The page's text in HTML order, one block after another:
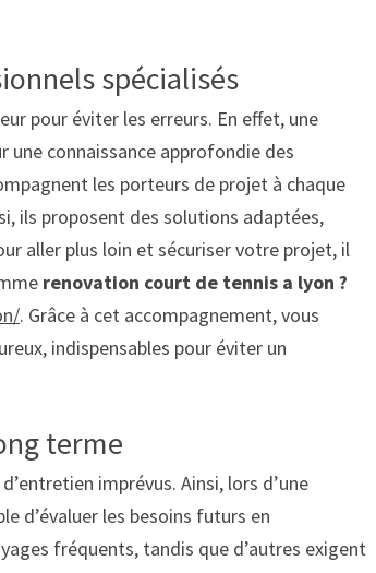
spécialisés
pour éviter les erreurs. En effet, une
une connaissance approfondie des
les porteurs de projet à chaque
ils proposent des solutions adaptées,
aller plus loin et sécuriser votre projet, il
renovation court de tennis a lyon ?
. Grâce à cet accompagnement, vous
indispensables pour éviter un
terme
imprévus. Ainsi, lors d’une
d’évaluer les besoins futurs en
fréquents, tandis que d’autres exigent